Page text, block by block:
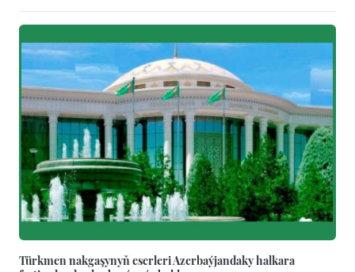
Türkmen nakgaşynyň eserleri Azerbaýjandaky halkara